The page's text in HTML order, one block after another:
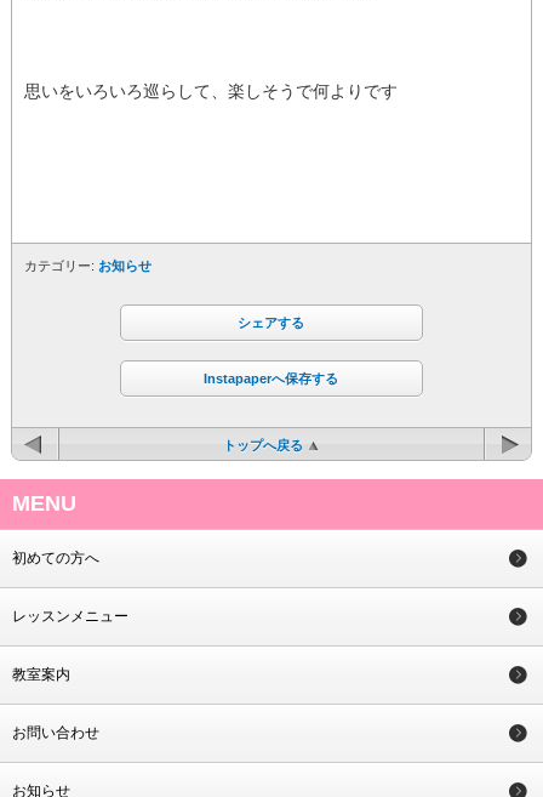
思いをいろいろ巡らして、楽しそうで何よりです
カテゴリー: お知らせ
シェアする
Instapaperへ保存する
トップへ戻る
MENU
初めての方へ
レッスンメニュー
教室案内
お問い合わせ
お知らせ